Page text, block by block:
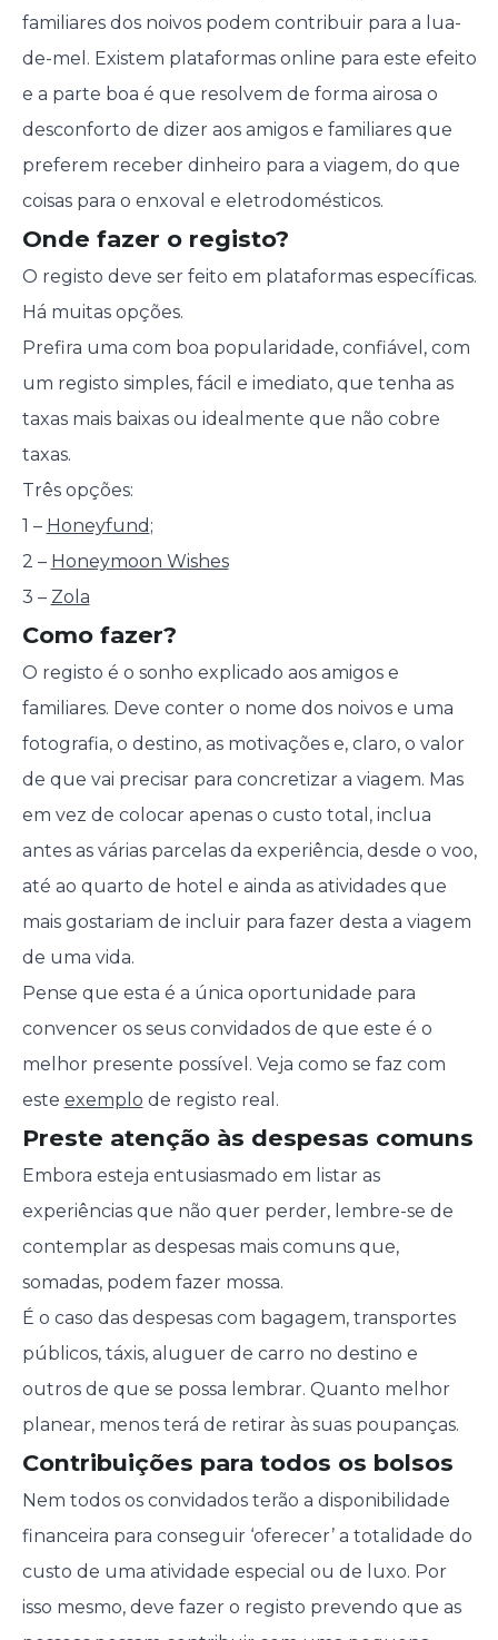
familiares dos noivos podem contribuir para a lua-
de-mel. Existem plataformas online para este efeito
e a parte boa é que resolvem de forma airosa o
desconforto de dizer aos amigos e familiares que
preferem receber dinheiro para a viagem, do que
coisas para o enxoval e eletrodomésticos.
Onde fazer o registo?
O registo deve ser feito em plataformas específicas.
Há muitas opções.
Prefira uma com boa popularidade, confiável, com
um registo simples, fácil e imediato, que tenha as
taxas mais baixas ou idealmente que não cobre
taxas.
Três opções:
1 – Honeyfund ;
2 – Honeymoon Wishes
3 – Zola
Como fazer?
O registo é o sonho explicado aos amigos e
familiares. Deve conter o nome dos noivos e uma
fotografia, o destino, as motivações e, claro, o valor
de que vai precisar para concretizar a viagem. Mas
em vez de colocar apenas o custo total, inclua
antes as várias parcelas da experiência, desde o voo,
até ao quarto de hotel e ainda as atividades que
mais gostariam de incluir para fazer desta a viagem
de uma vida.
Pense que esta é a única oportunidade para
convencer os seus convidados de que este é o
melhor presente possível. Veja como se faz com
este exemplo de registo real.
Preste atenção às despesas comuns
Embora esteja entusiasmado em listar as
experiências que não quer perder, lembre-se de
contemplar as despesas mais comuns que,
somadas, podem fazer mossa.
É o caso das despesas com bagagem, transportes
públicos, táxis, aluguer de carro no destino e
outros de que se possa lembrar. Quanto melhor
planear, menos terá de retirar às suas poupanças.
Contribuições para todos os bolsos
Nem todos os convidados terão a disponibilidade
financeira para conseguir ‘oferecer’ a totalidade do
custo de uma atividade especial ou de luxo. Por
isso mesmo, deve fazer o registo prevendo que as